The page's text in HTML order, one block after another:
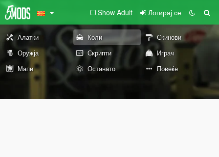
Show Adult Логирај се
Алатки Коли
Скинови
Оружја
Скрипти
Играч
Мапи
Останато Повеќе